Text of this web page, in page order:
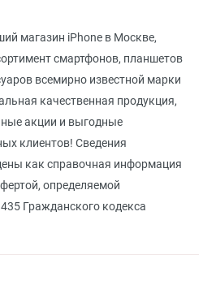
магазин iPhone в Москве,
смартфонов, планшетов
всемирно известной марки
качественная продукция,
акции и выгодные
клиентов! Сведения
как справочная информация
определяемой
Гражданского кодекса